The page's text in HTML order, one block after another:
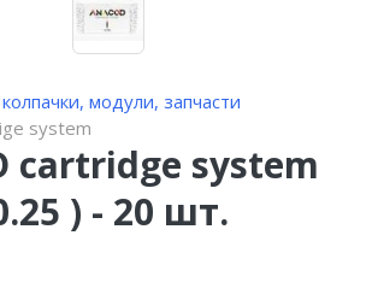
модули, запчасти
system
cartridge system
) - 20 шт.